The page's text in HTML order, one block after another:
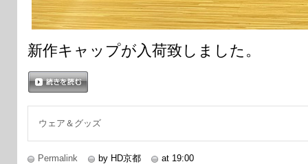
新作キャップが入荷致しました。
ウェア＆グッズ
Permalink by HD京都 at 19:00